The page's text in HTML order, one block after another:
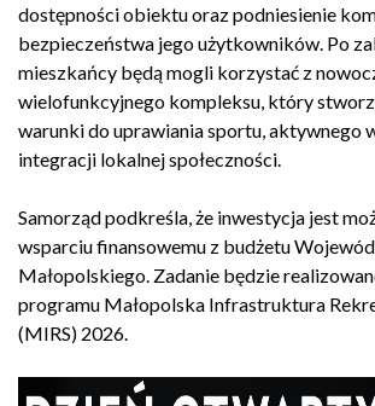
dostępności obiektu oraz podniesienie
bezpieczeństwa jego użytkowników. Po
mieszkańcy będą mogli korzystać z
wielofunkcyjnego kompleksu, który
warunki do uprawiania sportu, aktywnego
integracji lokalnej społeczności.
Samorząd podkreśla, że inwestycja jest
wsparciu finansowemu z budżetu
Małopolskiego. Zadanie będzie
programu Małopolska Infrastruktura
(MIRS) 2026.